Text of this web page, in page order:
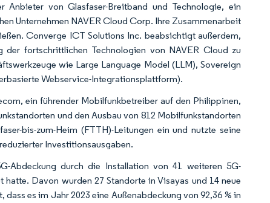
von Glasfaser-Breitband und Technologie, ein
Unternehmen NAVER Cloud Corp. Ihre Zusammenarbeit
Converge ICT Solutions Inc. beabsichtigt außerdem,
fortschrittlichen Technologien von NAVER Cloud zu
wie Large Language Model (LLM), Sovereign
Webservice-Integrationsplattform).
ein führender Mobilfunkbetreiber auf den Philippinen,
und den Ausbau von 812 Mobilfunkstandorten
bis-zum-Heim (FTTH)-Leitungen ein und nutzte seine
Investitionsausgaben.
Abdeckung durch die Installation von 41 weiteren 5G-
Davon wurden 27 Standorte in Visayas und 14 neue
es im Jahr 2023 eine Außenabdeckung von 92,36 % in